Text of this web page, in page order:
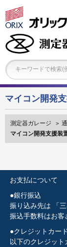
キーワードで検索(
マイコン開発
測定器ガレージ >
マイコン開発支援装
お支払について
●銀行振込
振り込み先は 「
振込手数料はお客
●クレジットカード
以下のクレジット